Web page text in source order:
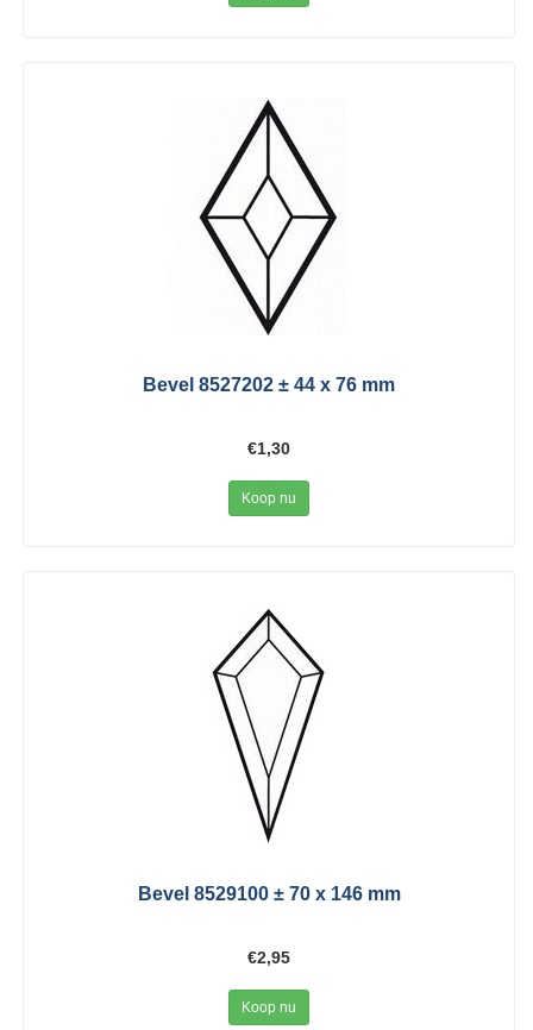
Bevel 8527202 ± 44 x 76 mm
€1,30
Koop nu
Bevel 8529100 ± 70 x 146 mm
€2,95
Koop nu